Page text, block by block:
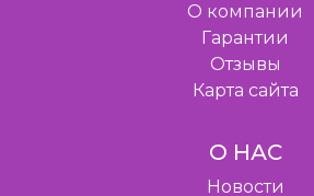
O компании
Гарантии
Отзывы
Карта сайта
О НАС
Новости